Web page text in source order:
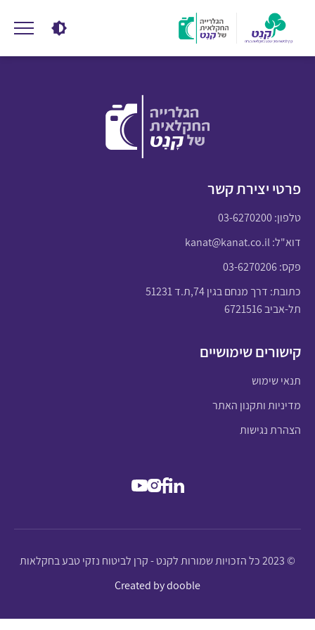
פרטי יצירת קשר
טלפון:03-6270200
דוא"ל:kanat@kanat.co.il
פקס: 03-6270206
כתובת: דרך מנחם בגין 74,ת.ד 51231
תל-אביב 6721516
קישורים שימושיים
תנאי שימוש
מדיניות ותקנון האתר
הצהרת נגישות
© 2023 כל הזכויות שמורות לקנט - קרן לביטוח נזקי טבע בחקלאות
Created by dooble